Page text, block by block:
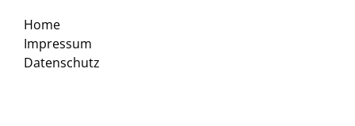
Home
Impressum
Datenschutz